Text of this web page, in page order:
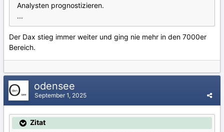
Analysten prognostizieren.
...
Der Dax stieg immer weiter und ging nie mehr in den 7000er
Bereich.
odensee
September 1, 2025
Zitat